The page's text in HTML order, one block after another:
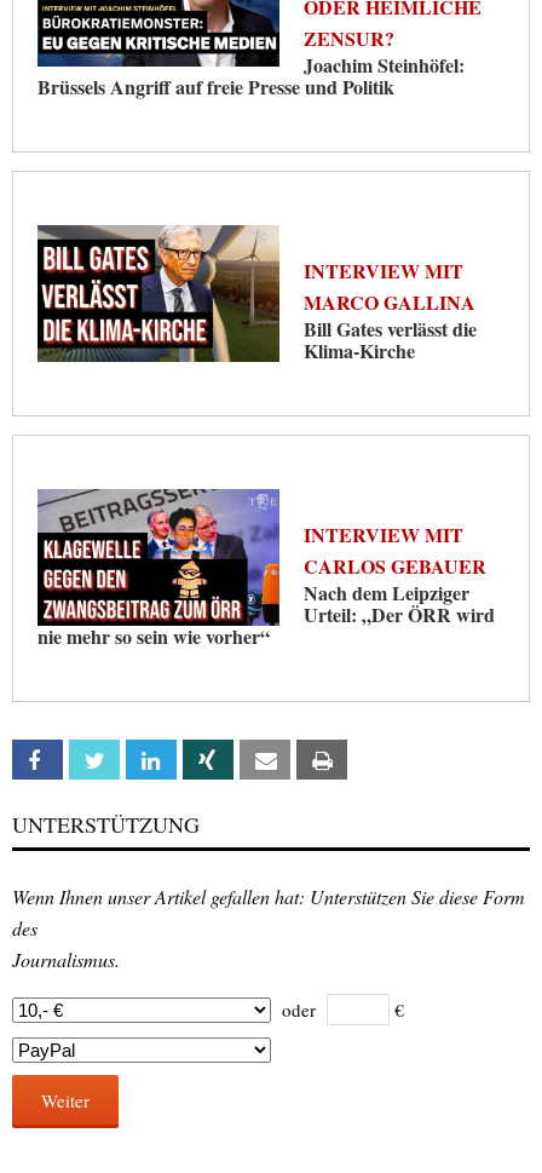
ODER HEIMLICHE
ZENSUR?
Joachim Steinhöfel:
Brüssels Angriff auf freie Presse und Politik
INTERVIEW MIT
MARCO GALLINA
Bill Gates verlässt die
Klima-Kirche
INTERVIEW MIT
CARLOS GEBAUER
Nach dem Leipziger
Urteil: „Der ÖRR wird
nie mehr so sein wie vorher“
Facebook Twitter Linkedin Xing Email
UNTERSTÜTZUNG
Wenn Ihnen unser Artikel gefallen hat: Unterstützen Sie diese Form
des
Journalismus.
oder €
Weiter